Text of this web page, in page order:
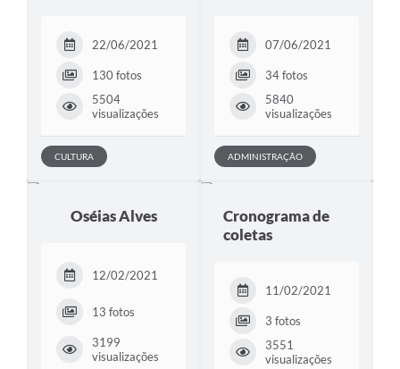
22/06/2021
130 fotos
5504
visualizações
CULTURA
07/06/2021
34 fotos
5840
visualizações
ADMINISTRAÇÃO
Oséias Alves
12/02/2021
13 fotos
3199
visualizações
Cronograma de
coletas
11/02/2021
3 fotos
3551
visualizações